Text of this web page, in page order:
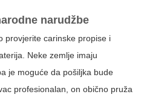
narudžbe
provjerite carinske propise i
Neke zemlje imaju
je moguće da pošiljka bude
profesionalan, on obično pruža